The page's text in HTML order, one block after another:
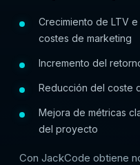
Crecimiento de LTV
costes de marketing
Incremento del
Reducción del coste
Mejora de métricas
del proyecto
Con JackCode obtiene